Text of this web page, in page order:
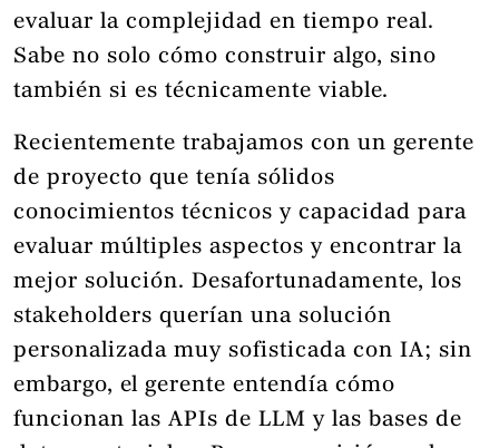
evaluar la complejidad en tiempo real.
Sabe no solo cómo construir algo, sino
también si es técnicamente viable.
Recientemente trabajamos con un gerente
de proyecto que tenía sólidos
conocimientos técnicos y capacidad para
evaluar múltiples aspectos y encontrar la
mejor solución. Desafortunadamente, los
stakeholders querían una solución
personalizada muy sofisticada con IA; sin
embargo, el gerente entendía cómo
funcionan las APIs de LLM y las bases de